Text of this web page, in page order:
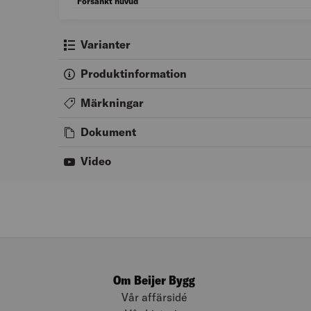
Varianter
Produktinformation
Märkningar
Dokument
Video
Om Beijer Bygg
Vår affärsidé